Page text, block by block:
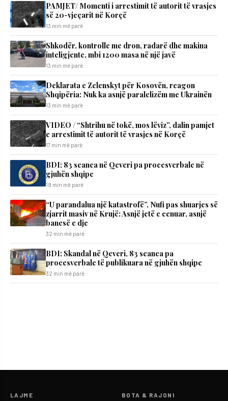
PAMJET/ Momenti i arrestimit të autorit të vrasjes
së 20-vjeçarit në Korçë
13 min më parë
Shkodër, kontrolle me dron, radarë dhe makina
inteligjente, mbi 1200 masa në një javë
13 min më parë
Deklarata e Zelenskyt për Kosovën, reagon
Shqipëria: Nuk ka asnjë paralelizëm me Ukrainën
13 min më parë
VIDEO / “Shtrihu në tokë, mos lëviz”, dalin pamjet
e arrestimit të autorit të vrasjes në Korçë
17 min më parë
BDI: 83 seanca në Qeveri pa procesverbale në
gjuhën shqipe
19 min më parë
“U parandalua një katastrofë”, Nufi pas shuarjes së
zjarrit masiv në Krujë: Asnjë jetë e cenuar, asnjë
banesë e dje
32 min më parë
BDI: Skandal në Qeveri, 83 seanca pa
procesverbale të publikuara në gjuhën shqipe
32 min më parë
LAJME BOTA & RAJONI